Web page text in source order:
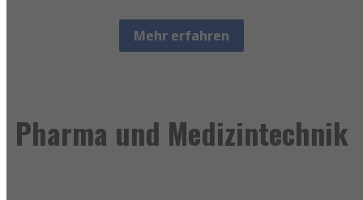
Mehr erfahren
Pharma und Medizintechnik